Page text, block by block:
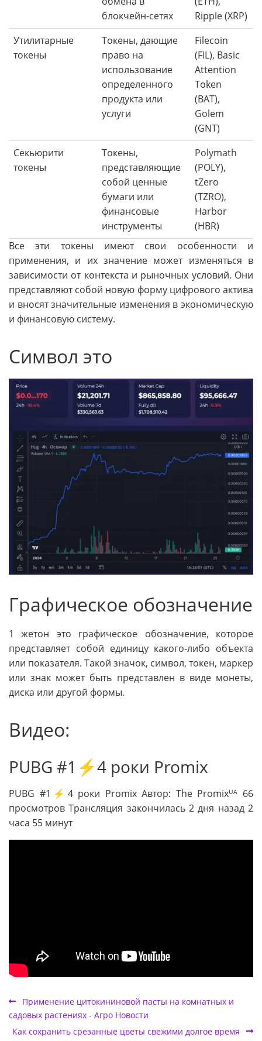
блокчейн-сетях
Ripple (XRP)
Утилитарные
токены
Токены, дающие
право на
использование
определенного
продукта или
услуги
Filecoin
(FIL), Basic
Attention
Token
(BAT),
Golem
(GNT)
Секьюрити
токены
Токены,
представляющие
собой ценные
бумаги или
финансовые
инструменты
Polymath
(POLY),
tZero
(TZRO),
Harbor
(HBR)
Все эти токены имеют свои особенности и
применения, и их значение может изменяться в
зависимости от контекста и рыночных условий. Они
представляют собой новую форму цифрового актива
и вносят значительные изменения в экономическую
и финансовую систему.
Символ это
Графическое обозначение
1 жетон это графическое обозначение, которое
представляет собой единицу какого-либо объекта
или показателя. Такой значок, символ, токен, маркер
или знак может быть представлен в виде монеты,
диска или другой формы.
Видео:
PUBG #1⚡4 роки Promix
PUBG #1⚡4 роки Promix Автор: The Promixᵁᴬ 66
просмотров Трансляция закончилась 2 дня назад 2
часа 55 минут
Применение цитокининовой пасты на комнатных и
садовых растениях - Агро Новости
Как сохранить срезанные цветы свежими долгое время